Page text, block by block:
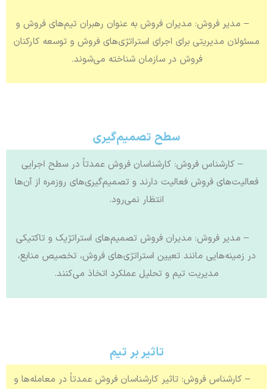
– مدیر فروش: مدیران فروش به عنوان رهبران تیم‌های فروش و
مسئولان مدیریتی برای اجرای استراتژی‌های فروش و توسعه کارکنان
فروش در سازمان شناخته می‌شوند.
سطح تصمیم‌گیری
– کارشناس فروش: کارشناسان فروش عمدتاً در سطح اجرایی
فعالیت‌های فروش فعالیت دارند و تصمیم‌گیری‌های روزمره از آن‌ها
انتظار نمی‌رود.
– مدیر فروش: مدیران فروش تصمیم‌های استراتژیک و تاکتیکی
در زمینه‌هایی مانند تعیین استراتژی‌های فروش، تخصیص منابع،
مدیریت تیم و تحلیل عملکرد اتخاذ می‌کنند.
تاثیر بر تیم
– کارشناس فروش: تاثیر کارشناسان فروش عمدتاً در معامله‌ها و